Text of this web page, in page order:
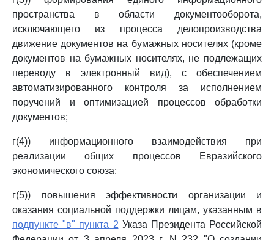
пространства в области документооборота,
исключающего из процесса делопроизводства
движение документов на бумажных носителях (кроме
документов на бумажных носителях, не подлежащих
переводу в электронный вид), с обеспечением
автоматизированного контроля за исполнением
поручений и оптимизацией процессов обработки
документов;
г(4)) информационного взаимодействия при
реализации общих процессов Евразийского
экономического союза;
г(5)) повышения эффективности организации и
оказания социальной поддержки лицам, указанным в
подпункте "в" пункта 2 Указа Президента Российской